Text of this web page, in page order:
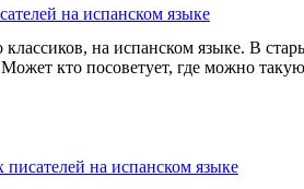
на испанском языке
на испанском языке. В
кто посоветует, где можно
на испанском языке